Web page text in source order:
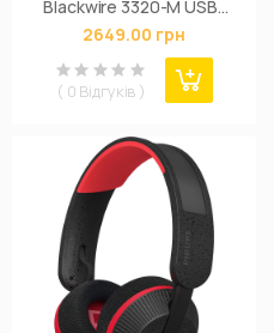
Blackwire 3320-M USB-
A/C (8X220AA)
2649.00 грн
( 0 Відгуків )